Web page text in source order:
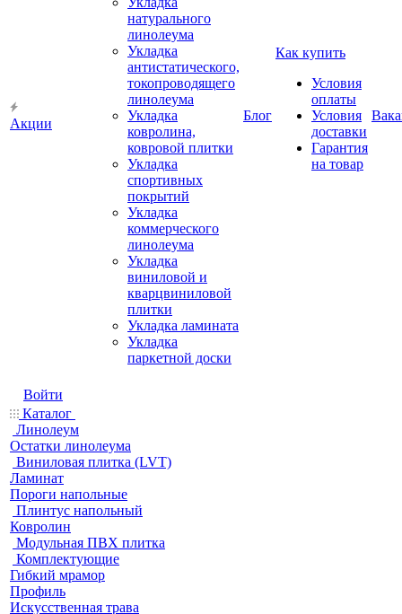
Акции
натурального
линолеума
Укладка
антистатического,
токопроводящего
линолеума
Укладка
ковролина,
ковровой плитки
Укладка
спортивных
покрытий
Укладка
коммерческого
линолеума
Укладка
виниловой и
кварцвиниловой
плитки
Укладка ламината
Укладка
паркетной доски
Блог
Как купить
Условия
оплаты
Условия
доставки
Гарантия
на товар
Войти
Каталог
Линолеум
Остатки линолеума
Виниловая плитка (LVT)
Ламинат
Пороги напольные
Плинтус напольный
Ковролин
Модульная ПВХ плитка
Комплектующие
Гибкий мрамор
Профиль
Искусственная трава